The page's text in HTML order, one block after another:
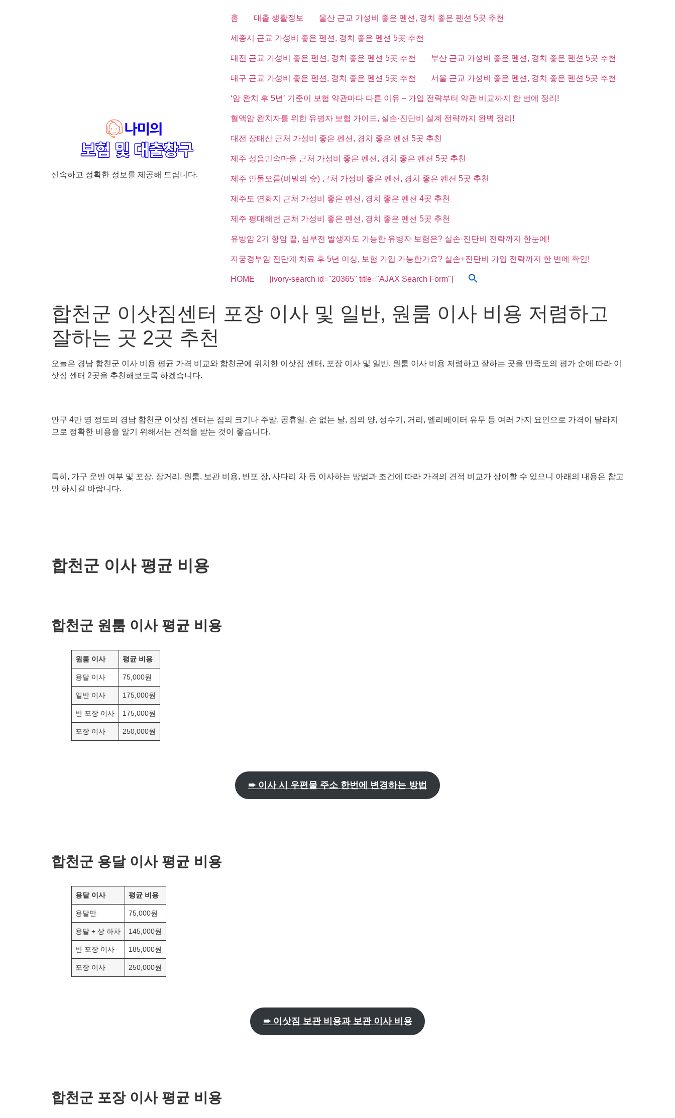
신속하고 정확한 정보를 제공해 드립니다.
홈 대출 생활정보 울산 근교 가성비 좋은 펜션, 경치 좋은 펜션 5곳 추천
세종시 근교 가성비 좋은 펜션, 경치 좋은 펜션 5곳 추천
대전 근교 가성비 좋은 펜션, 경치 좋은 펜션 5곳 추천 부산 근교 가성비 좋은 펜션, 경치 좋은 펜션 5곳 추천
대구 근교 가성비 좋은 펜션, 경치 좋은 펜션 5곳 추천 서울 근교 가성비 좋은 펜션, 경치 좋은 펜션 5곳 추천
‘암 완치 후 5년’ 기준이 보험 약관마다 다른 이유 – 가입 전략부터 약관 비교까지 한 번에 정리!
혈액암 완치자를 위한 유병자 보험 가이드, 실손·진단비 설계 전략까지 완벽 정리!
대전 장태산 근처 가성비 좋은 펜션, 경치 좋은 펜션 5곳 추천
제주 성읍민속마을 근처 가성비 좋은 펜션, 경치 좋은 펜션 5곳 추천
제주 안돌오름(비밀의 숲) 근처 가성비 좋은 펜션, 경치 좋은 펜션 5곳 추천
제주도 연화지 근처 가성비 좋은 펜션, 경치 좋은 펜션 4곳 추천
제주 평대해변 근처 가성비 좋은 펜션, 경치 좋은 펜션 5곳 추천
유방암 2기 항암 끝, 심부전 발생자도 가능한 유병자 보험은? 실손·진단비 전략까지 한눈에!
자궁경부암 전단계 치료 후 5년 이상, 보험 가입 가능한가요? 실손+진단비 가입 전략까지 한 번에 확인!
HOME [ivory-search id="20365" title="AJAX Search Form"]
합천군 이삿짐센터 포장 이사 및 일반, 원룸 이사 비용 저렴하고
잘하는 곳 2곳 추천
오늘은 경남 합천군 이사 비용 평균 가격 비교와 합천군에 위치한 이삿짐 센터, 포장 이사 및 일반, 원룸 이사 비용 저렴하고 잘하는 곳을 만족도의 평가 순에 따라 이
삿짐 센터 2곳을 추천해보도록 하겠습니다.
안구 4만 명 정도의 경남 합천군 이삿짐 센터는 집의 크기나 주말, 공휴일, 손 없는 날, 짐의 양, 성수기, 거리, 엘리베이터 유무 등 여러 가지 요인으로 가격이 달라지
므로 정확한 비용을 알기 위해서는 견적을 받는 것이 좋습니다.
특히, 가구 운반 여부 및 포장, 장거리, 원룸, 보관 비용, 반포 장, 사다리 차 등 이사하는 방법과 조건에 따라 가격의 견적 비교가 상이할 수 있으니 아래의 내용은 참고
만 하시길 바랍니다.
합천군 이사 평균 비용
합천군 원룸 이사 평균 비용
원룸 이사 평균 비용
용달 이사 75,000원
일반 이사 175,000원
반 포장 이사 175,000원
포장 이사 250,000원
➨ 이사 시 우편물 주소 한번에 변경하는 방법
합천군 용달 이사 평균 비용
용달 이사 평균 비용
용달만 75,000원
용달 + 상 하차 145,000원
반 포장 이사 185,000원
포장 이사 250,000원
➨ 이삿짐 보관 비용과 보관 이사 비용
합천군 포장 이사 평균 비용